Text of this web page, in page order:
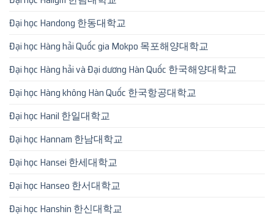
Đại học Handong 한동대학교
Đại học Hàng hải Quốc gia Mokpo 목포해양대학교
Đại học Hàng hải và Đại dương Hàn Quốc 한국해양대학교
Đại học Hàng không Hàn Quốc 한국항공대학교
Đại học Hanil 한일대학교
Đại học Hannam 한남대학교
Đại học Hansei 한세대학교
Đại học Hanseo 한서대학교
Đại học Hanshin 한신대학교